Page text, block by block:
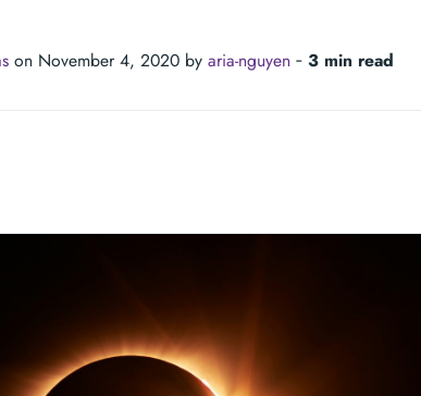
on November 4, 2020 by aria-nguyen ‐ 3 min read